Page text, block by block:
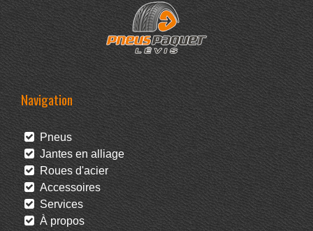
Navigation
Pneus
Jantes en alliage
Roues d'acier
Accessoires
Services
À propos